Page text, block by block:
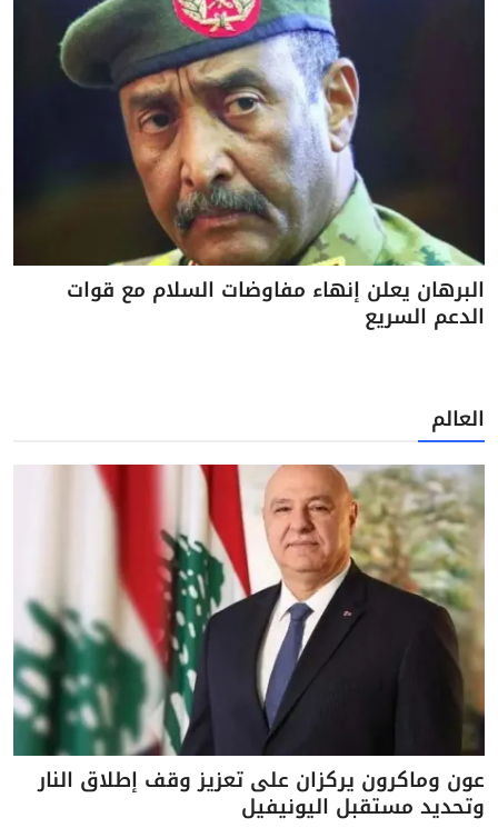
البرهان يعلن إنهاء مفاوضات السلام مع قوات
الدعم السريع
العالم
عون وماكرون يركزان على تعزيز وقف إطلاق النار
وتحديد مستقبل اليونيفيل